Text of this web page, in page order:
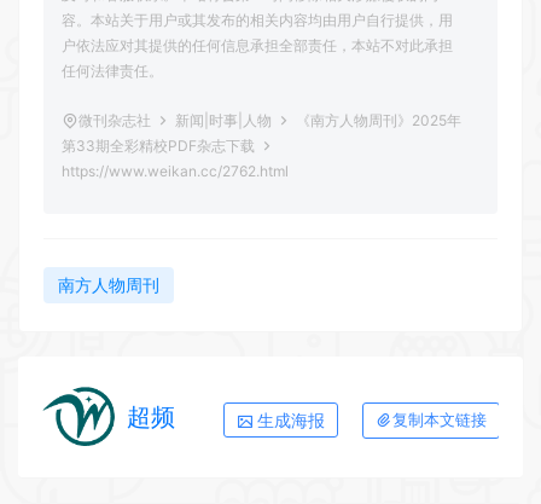
容。本站关于用户或其发布的相关内容均由用户自行提供，用
户依法应对其提供的任何信息承担全部责任，本站不对此承担
任何法律责任。
微刊杂志社 新闻|时事|人物
《南方人物周刊》2025年
第33期全彩精校PDF杂志下载
https://www.weikan.cc/2762.html
南方人物周刊
超频 生成海报 复制本文链接